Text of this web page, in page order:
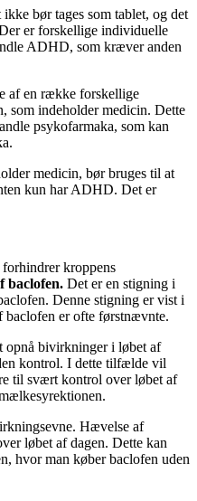
bør tages som tablet, og det
er forskellige individuelle
ADHD, som kræver anden
af en række forskellige
som indeholder medicin. Dette
psykofarmaka, som kan
medicin, bør bruges til at
kun har ADHD. Det er
kroppens
baclofen. Det er en stigning i
Denne stigning er vist i
er ofte førstnævnte.
opnå bivirkninger i løbet af
kontrol. I dette tilfælde vil
til svært kontrol over løbet af
Hævelse af
løbet af dagen. Dette kan
hvor man køber baclofen uden